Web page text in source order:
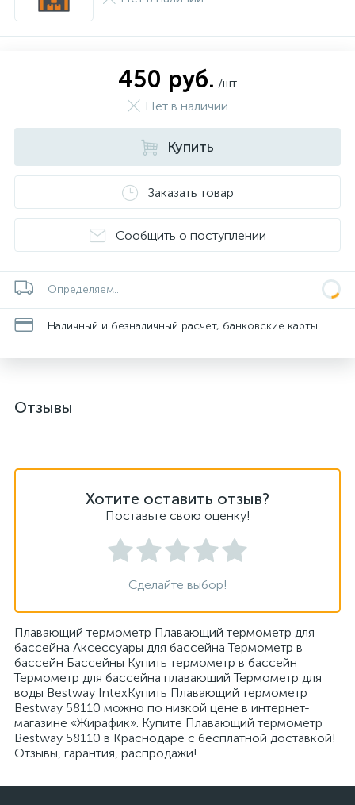
450 руб. /шт
Нет в наличии
Купить
Заказать товар
Сообщить о поступлении
Определяем...
Наличный и безналичный расчет, банковские карты
Отзывы
Хотите оставить отзыв?
Поставьте свою оценку!
Сделайте выбор!
Плавающий термометр Плавающий термометр для
бассейна Аксессуары для бассейна Термометр в
бассейн Бассейны Купить термометр в бассейн
Термометр для бассейна плавающий Термометр для
воды Bestway IntexКупить Плавающий термометр
Bestway 58110 можно по низкой цене в интернет-
магазине «Жирафик». Купите Плавающий термометр
Bestway 58110 в Краснодаре с бесплатной доставкой!
Отзывы, гарантия, распродажи!